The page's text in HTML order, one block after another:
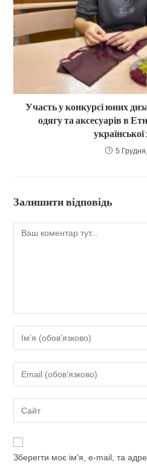
Участь у конкурсі юних
одягу та аксесуарів в
української
5
Залишити відповідь
Коментар
своє
ім'я
або
користувача,
щоб
прокоментувати
свою
електронну
адресу,
прокоментувати
URL-
адресу
Зберегти моє ім'я, e-mail, та